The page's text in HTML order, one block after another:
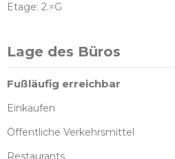
Etage: 2.=G
Lage des Büros
Fußläufig erreichbar
Einkaufen
Öffentliche Verkehrsmittel
Restaurants